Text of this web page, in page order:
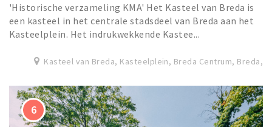
'Historische verzameling KMA' Het Kasteel van Breda is
een kasteel in het centrale stadsdeel van Breda aan het
Kasteelplein. Het indrukwekkende Kastee...
Kasteel van Breda, Kasteelplein, Breda Centrum, Breda,